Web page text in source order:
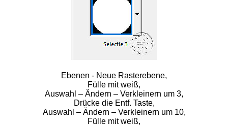
Ebenen - Neue Rasterebene,
Fülle mit weiß,
Auswahl – Ändern – Verkleinern um 3,
Drücke die Entf. Taste,
Auswahl – Ändern – Verkleinern um 10,
Fülle mit weiß,